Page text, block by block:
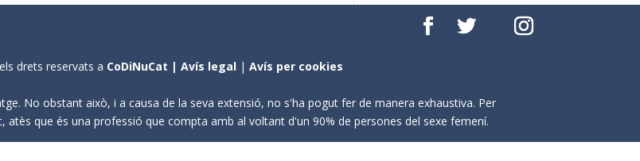
drets reservats a CoDiNuCat |Avís legal |Avís per cookies
No obstant això, i a causa de la seva extensió, no s'ha pogut fer de manera exhaustiva. Per
que és una professió que compta amb al voltant d'un 90% de persones del sexe femení.